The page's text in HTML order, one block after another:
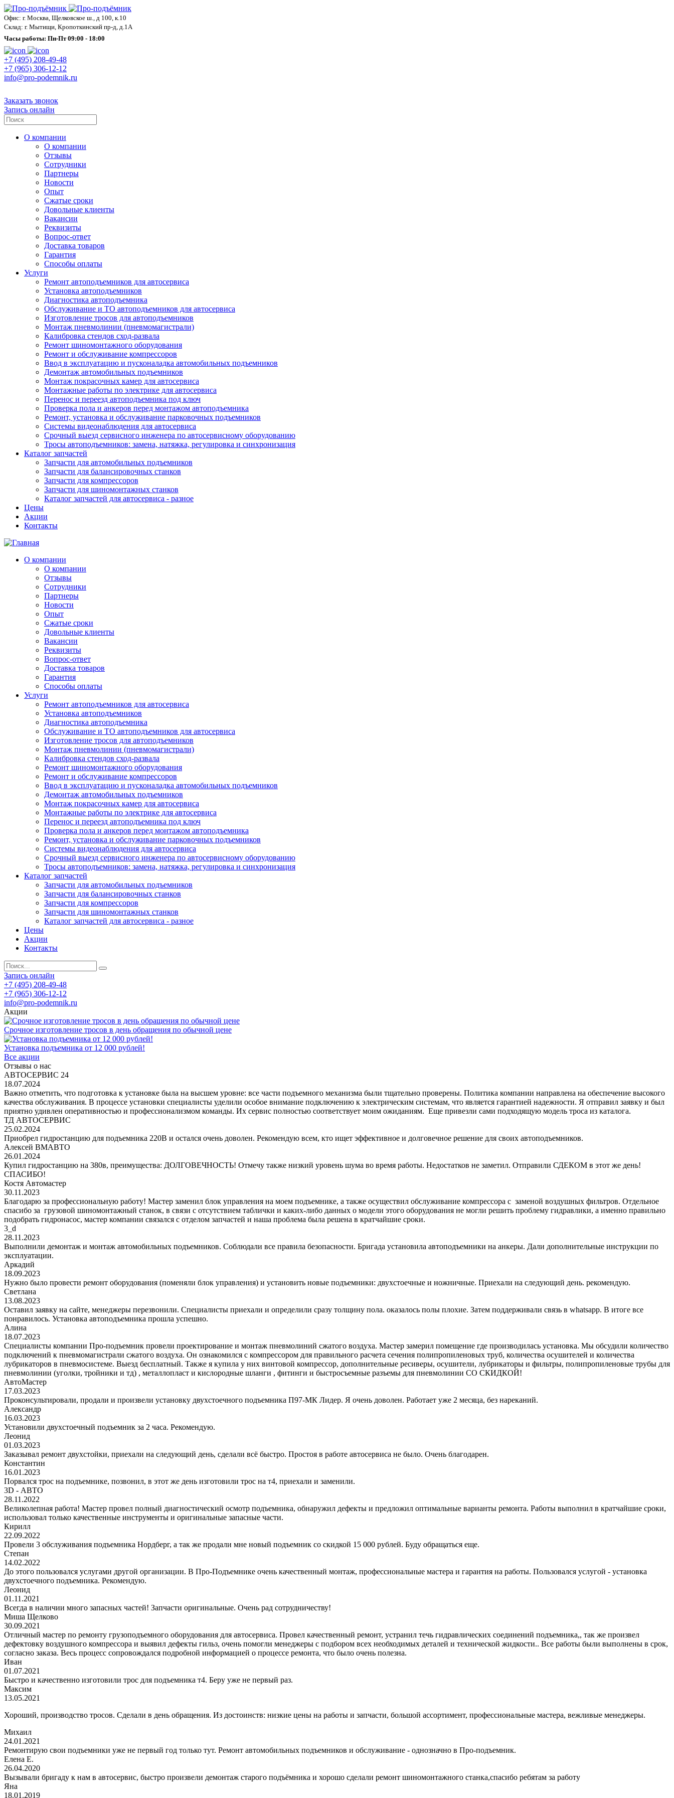
Офис: г. Москва, Щелковское ш., д 100, к.10
Склад: г. Мытищи, Кропоткинский пр-д, д.1А
Часы работы: Пн-Пт 09:00 - 18:00
+7 (495) 208-49-48
+7 (965) 306-12-12
info@pro-podemnik.ru
Заказать звонок
Запись онлайн
О компании
О компании
Отзывы
Сотрудники
Партнеры
Новости
Опыт
Сжатые сроки
Довольные клиенты
Вакансии
Реквизиты
Вопрос-ответ
Доставка товаров
Гарантия
Способы оплаты
Услуги
Ремонт автоподъемников для автосервиса
Установка автоподъемников
Диагностика автоподъемника
Обслуживание и ТО автоподъемников для автосервиса
Изготовление тросов для автоподъемников
Монтаж пневмолинии (пневмомагистрали)
Калибровка стендов сход-развала
Ремонт шиномонтажного оборудования
Ремонт и обслуживание компрессоров
Ввод в эксплуатацию и пусконаладка автомобильных подъемников
Демонтаж автомобильных подъемников
Монтаж покрасочных камер для автосервиса
Монтажные работы по электрике для автосервиса
Перенос и переезд автоподъемника под ключ
Проверка пола и анкеров перед монтажом автоподъемника
Ремонт, установка и обслуживание парковочных подъемников
Системы видеонаблюдения для автосервиса
Срочный выезд сервисного инженера по автосервисному оборудованию
Тросы автоподъемников: замена, натяжка, регулировка и синхронизация
Каталог запчастей
Запчасти для автомобильных подъемников
Запчасти для балансировочных станков
Запчасти для компрессоров
Запчасти для шиномонтажных станков
Каталог запчастей для автосервиса - разное
Цены
Акции
Контакты
О компании
О компании
Отзывы
Сотрудники
Партнеры
Новости
Опыт
Сжатые сроки
Довольные клиенты
Вакансии
Реквизиты
Вопрос-ответ
Доставка товаров
Гарантия
Способы оплаты
Услуги
Ремонт автоподъемников для автосервиса
Установка автоподъемников
Диагностика автоподъемника
Обслуживание и ТО автоподъемников для автосервиса
Изготовление тросов для автоподъемников
Монтаж пневмолинии (пневмомагистрали)
Калибровка стендов сход-развала
Ремонт шиномонтажного оборудования
Ремонт и обслуживание компрессоров
Ввод в эксплуатацию и пусконаладка автомобильных подъемников
Демонтаж автомобильных подъемников
Монтаж покрасочных камер для автосервиса
Монтажные работы по электрике для автосервиса
Перенос и переезд автоподъемника под ключ
Проверка пола и анкеров перед монтажом автоподъемника
Ремонт, установка и обслуживание парковочных подъемников
Системы видеонаблюдения для автосервиса
Срочный выезд сервисного инженера по автосервисному оборудованию
Тросы автоподъемников: замена, натяжка, регулировка и синхронизация
Каталог запчастей
Запчасти для автомобильных подъемников
Запчасти для балансировочных станков
Запчасти для компрессоров
Запчасти для шиномонтажных станков
Каталог запчастей для автосервиса - разное
Цены
Акции
Контакты
Запись онлайн
+7 (495) 208-49-48
+7 (965) 306-12-12
info@pro-podemnik.ru
Акции
Срочное изготовление тросов в день обращения по обычной цене
Установка подъемника от 12 000 рублей!
Все акции
Отзывы о нас
АВТОСЕРВИС 24
18.07.2024
Важно отметить, что подготовка к установке была на высшем уровне: все части подъемного механизма были тщательно проверены. Политика компании направлена на обеспечение высокого
качества обслуживания. В процессе установки специалисты уделили особое внимание подключению к электрическим системам, что является гарантией надежности. Я отправил заявку и был
приятно удивлен оперативностью и профессионализмом команды. Их сервис полностью соответствует моим ожиданиям. Еще привезли сами подходящую модель троса из каталога.
ТД АВТОСЕРВИС
25.02.2024
Приобрел гидростанцию для подъемника 220В и остался очень доволен. Рекомендую всем, кто ищет эффективное и долговечное решение для своих автоподъемников.
Алексей ВМАВТО
26.01.2024
Купил гидростанцию на 380в, преимущества: ДОЛГОВЕЧНОСТЬ! Отмечу также низкий уровень шума во время работы. Недостатков не заметил. Отправили СДЕКОМ в этот же день!
СПАСИБО!
Костя Автомастер
30.11.2023
Благодарю за профессиональную работу! Мастер заменил блок управления на моем подъемнике, а также осуществил обслуживание компрессора с заменой воздушных фильтров. Отдельное
спасибо за грузовой шиномонтажный станок, в связи с отсутствием таблички и каких-либо данных о модели этого оборудования не могли решить проблему гидравлики, а именно правильно
подобрать гидронасос, мастер компании связался с отделом запчастей и наша проблема была решена в кратчайшие сроки.
3_d
28.11.2023
Выполнили демонтаж и монтаж автомобильных подъемников. Соблюдали все правила безопасности. Бригада установила автоподъемники на анкеры. Дали дополнительные инструкции по
эксплуатации.
Аркадий
18.09.2023
Нужно было провести ремонт оборудования (поменяли блок управления) и установить новые подъемники: двухстоечные и ножничные. Приехали на следующий день. рекомендую.
Светлана
13.08.2023
Оставил заявку на сайте, менеджеры перезвонили. Специалисты приехали и определили сразу толщину пола. оказалось полы плохие. Затем поддерживали связь в whatsapp. В итоге все
понравилось. Установка автоподъемника прошла успешно.
Алина
18.07.2023
Специалисты компании Про-подъемник провели проектирование и монтаж пневмолиний сжатого воздуха. Мастер замерил помещение где производилась установка. Мы обсудили количество
подключений к пневмомагистрали сжатого воздуха. Он ознакомился с компрессором для правильного расчета сечения полипропиленовых труб, количества осушителей и количества
лубрикаторов в пневмосистеме. Выезд бесплатный. Также я купила у них винтовой компрессор, дополнительные ресиверы, осушители, лубрикаторы и фильтры, полипропиленовые трубы для
пневмолинии (уголки, тройники и тд) , металлопласт и кислородные шланги , фитинги и быстросъемные разъемы для пневмолинии СО СКИДКОЙ!
АвтоМастер
17.03.2023
Проконсультировали, продали и произвели установку двухстоечного подъемника П97-МК Лидер. Я очень доволен. Работает уже 2 месяца, без нареканий.
Александр
16.03.2023
Установили двухстоечный подъемник за 2 часа. Рекомендую.
Леонид
01.03.2023
Заказывал ремонт двухстойки, приехали на следующий день, сделали всё быстро. Простоя в работе автосервиса не было. Очень благодарен.
Константин
16.01.2023
Порвался трос на подъемнике, позвонил, в этот же день изготовили трос на т4, приехали и заменили.
3D - АВТО
28.11.2022
Великолепная работа! Мастер провел полный диагностический осмотр подъемника, обнаружил дефекты и предложил оптимальные варианты ремонта. Работы выполнил в кратчайшие сроки,
использовал только качественные инструменты и оригинальные запасные части.
Кирилл
22.09.2022
Провели 3 обслуживания подъемника Нордберг, а так же продали мне новый подъемник со скидкой 15 000 рублей. Буду обращаться еще.
Степан
14.02.2022
До этого пользовался услугами другой организации. В Про-Подъемнике очень качественный монтаж, профессиональные мастера и гарантия на работы. Пользовался услугой - установка
двухстоечного подъемника. Рекомендую.
Леонид
01.11.2021
Всегда в наличии много запасных частей! Запчасти оригинальные. Очень рад сотрудничеству!
Миша Щелково
30.09.2021
Отличный мастер по ремонту грузоподъемного оборудования для автосервиса. Провел качественный ремонт, устранил течь гидравлических соединений подъемника,, так же произвел
дефектовку воздушного компрессора и выявил дефекты гильз, очень помогли менеджеры с подбором всех необходимых деталей и технической жидкости.. Все работы были выполнены в срок,
согласно заказа. Весь процесс сопровождался подробной информацией о процессе ремонта, что было очень полезна.
Иван
01.07.2021
Быстро и качественно изготовили трос для подъемника т4. Беру уже не первый раз.
Максим
13.05.2021
Хороший, производство тросов. Сделали в день обращения. Из достоинств: низкие цены на работы и запчасти, большой ассортимент, профессиональные мастера, вежливые менеджеры.
Михаил
24.01.2021
Ремонтирую свои подъемники уже не первый год только тут. Ремонт автомобильных подъемников и обслуживание - однозначно в Про-подъемник.
Елена Е.
26.04.2020
Вызывали бригаду к нам в автосервис, быстро произвели демонтаж старого подъёмника и хорошо сделали ремонт шиномонтажного станка,спасибо ребятам за работу
Яна
18.01.2019